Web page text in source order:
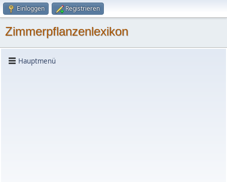
Einloggen Registrieren
Zimmerpflanzenlexikon
Hauptmenü